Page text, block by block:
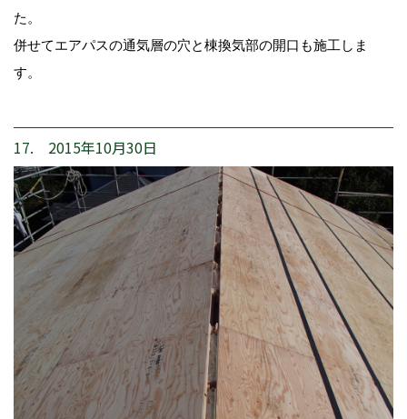
た。
併せてエアパスの通気層の穴と棟換気部の開口も施工しま
す。
17. 2015年10月30日